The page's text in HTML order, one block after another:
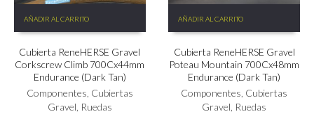
AÑADIR AL CARRITO
Cubierta ReneHERSE Gravel
Corkscrew Climb 700Cx44mm
Endurance (Dark Tan)
Componentes, Cubiertas
Gravel, Ruedas
AÑADIR AL CARRITO
Cubierta ReneHERSE Gravel
Poteau Mountain 700Cx48mm
Endurance (Dark Tan)
Componentes, Cubiertas
Gravel, Ruedas